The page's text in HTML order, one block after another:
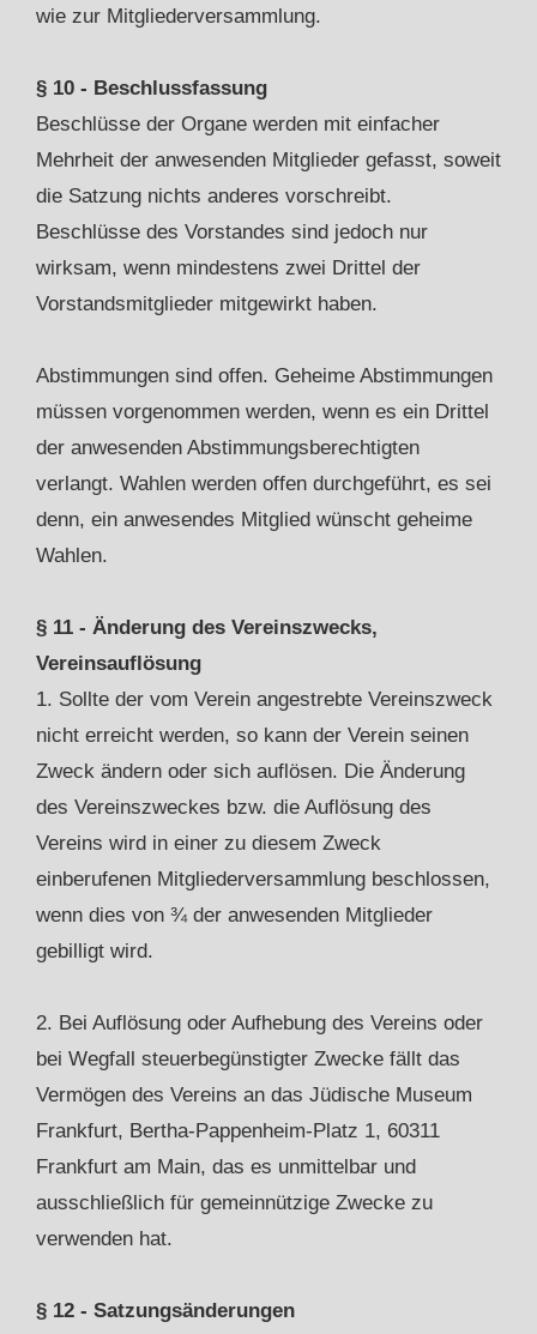
wie zur Mitgliederversammlung.
§ 10 - Beschlussfassung
Beschlüsse der Organe werden mit einfacher
Mehrheit der anwesenden Mitglieder gefasst, soweit
die Satzung nichts anderes vorschreibt.
Beschlüsse des Vorstandes sind jedoch nur
wirksam, wenn mindestens zwei Drittel der
Vorstandsmitglieder mitgewirkt haben.
Abstimmungen sind offen. Geheime Abstimmungen
müssen vorgenommen werden, wenn es ein Drittel
der anwesenden Abstimmungsberechtigten
verlangt. Wahlen werden offen durchgeführt, es sei
denn, ein anwesendes Mitglied wünscht geheime
Wahlen.
§ 11 - Änderung des Vereinszwecks,
Vereinsauflösung
1. Sollte der vom Verein angestrebte Vereinszweck
nicht erreicht werden, so kann der Verein seinen
Zweck ändern oder sich auflösen. Die Änderung
des Vereinszweckes bzw. die Auflösung des
Vereins wird in einer zu diesem Zweck
einberufenen Mitgliederversammlung beschlossen,
wenn dies von ¾ der anwesenden Mitglieder
gebilligt wird.
2. Bei Auflösung oder Aufhebung des Vereins oder
bei Wegfall steuerbegünstigter Zwecke fällt das
Vermögen des Vereins an das Jüdische Museum
Frankfurt, Bertha-Pappenheim-Platz 1, 60311
Frankfurt am Main, das es unmittelbar und
ausschließlich für gemeinnützige Zwecke zu
verwenden hat.
§ 12 - Satzungsänderungen